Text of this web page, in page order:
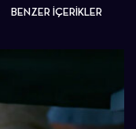
BENZER İÇERİKLER